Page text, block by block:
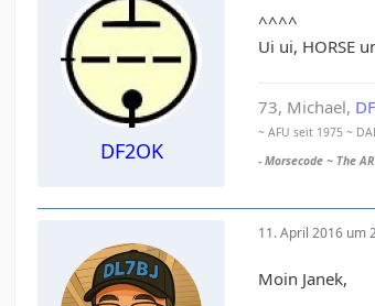
DF2OK
^^^^
Ui ui, HORSE
73, Michael,
~ AFU seit 1975 ~
- Morsecode ~ The
11. April 2016 um
Moin Janek,